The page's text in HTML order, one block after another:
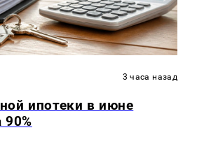
3 часа назад
ипотеки в июне
90%